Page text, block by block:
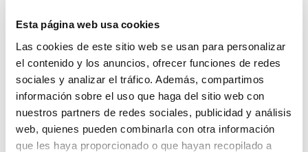
Esta página web usa cookies
Las cookies de este sitio web se usan para personalizar
el contenido y los anuncios, ofrecer funciones de redes
sociales y analizar el tráfico. Además, compartimos
información sobre el uso que haga del sitio web con
nuestros partners de redes sociales, publicidad y análisis
web, quienes pueden combinarla con otra información
que les haya proporcionado o que hayan recopilado a
¿Has olvidado tu contraseña?